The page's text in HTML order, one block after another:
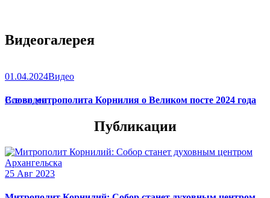
Видеогалерея
01.04.2024Видео
Слово митрополита Корнилия о Великом посте 2024 года
Все видео
Публикации
25 Авг 2023